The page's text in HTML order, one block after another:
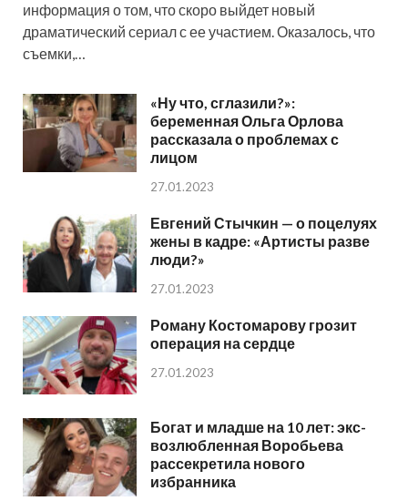
информация о том, что скоро выйдет новый
драматический сериал с ее участием. Оказалось, что
съемки,…
«Ну что, сглазили?»:
беременная Ольга Орлова
рассказала о проблемах с
лицом
27.01.2023
Евгений Стычкин — о поцелуях
жены в кадре: «Артисты разве
люди?»
27.01.2023
Роману Костомарову грозит
операция на сердце
27.01.2023
Богат и младше на 10 лет: экс-
возлюбленная Воробьева
рассекретила нового
избранника